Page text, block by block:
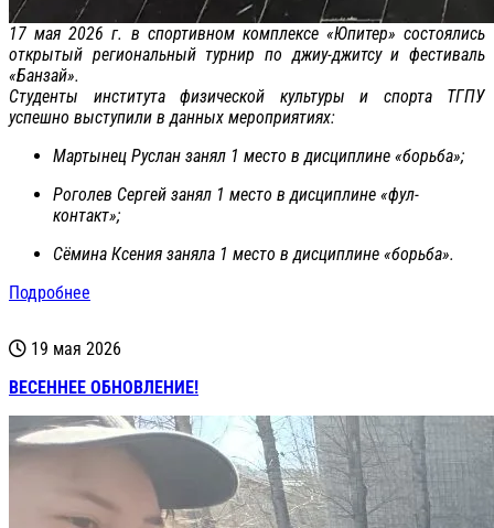
17 мая 2026 г. в спортивном комплексе «Юпитер» состоялись
открытый региональный турнир по джиу-джитсу и фестиваль
«Банзай».
Студенты института физической культуры и спорта ТГПУ
успешно выступили в данных мероприятиях:
Мартынец Руслан занял 1 место в дисциплине «борьба»;
Роголев Сергей занял 1 место в дисциплине «фул-
контакт»;
Сёмина Ксения заняла 1 место в дисциплине «борьба».
Подробнее
19 мая 2026
ВЕСЕННЕЕ ОБНОВЛЕНИЕ!